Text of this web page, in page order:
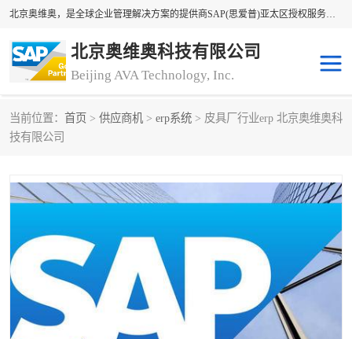
北京奥维奥，是全球企业管理解决方案的提供商SAP(思爱普)亚太区授权服务商领军者，SAP金牌服务商和代理商。企业ERP系统软件，SAP软件实施，17年来服务客户1500多家。提供SAP Business One，SAP Business ByDesign，SAP S/4HANA Cloud，SAP Analytics Cloud （分析云）等产品与解决方案。咨询专线：400-890-8880
北京奥维奥科技有限公司
Beijing AVA Technology, Inc.
当前位置： 首页 > 供应商机 > erp系统 > 皮具厂行业erp 北京奥维奥科
技有限公司
sap系统
码上用条码管理
工厂ERP软件 制造业ERP系统
工厂ERP系统 皮具厂erp系统